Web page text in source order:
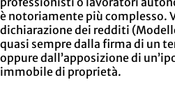
è notoriamente più complesso.
dichiarazione dei redditi
quasi sempre dalla firma di un
oppure dall’apposizione di
immobile di proprietà.